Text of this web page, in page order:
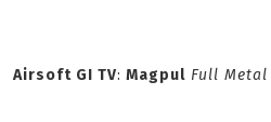
Airsoft GI TV: Magpul Full Metal